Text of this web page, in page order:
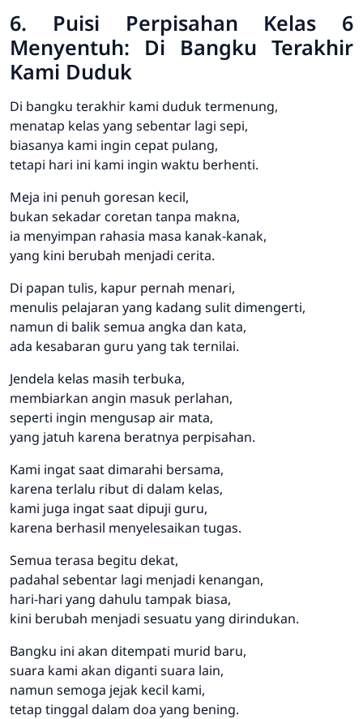
6. Puisi Perpisahan Kelas 6
Menyentuh: Di Bangku Terakhir
Kami Duduk
Di bangku terakhir kami duduk termenung,
menatap kelas yang sebentar lagi sepi,
biasanya kami ingin cepat pulang,
tetapi hari ini kami ingin waktu berhenti.
Meja ini penuh goresan kecil,
bukan sekadar coretan tanpa makna,
ia menyimpan rahasia masa kanak-kanak,
yang kini berubah menjadi cerita.
Di papan tulis, kapur pernah menari,
menulis pelajaran yang kadang sulit dimengerti,
namun di balik semua angka dan kata,
ada kesabaran guru yang tak ternilai.
Jendela kelas masih terbuka,
membiarkan angin masuk perlahan,
seperti ingin mengusap air mata,
yang jatuh karena beratnya perpisahan.
Kami ingat saat dimarahi bersama,
karena terlalu ribut di dalam kelas,
kami juga ingat saat dipuji guru,
karena berhasil menyelesaikan tugas.
Semua terasa begitu dekat,
padahal sebentar lagi menjadi kenangan,
hari-hari yang dahulu tampak biasa,
kini berubah menjadi sesuatu yang dirindukan.
Bangku ini akan ditempati murid baru,
suara kami akan diganti suara lain,
namun semoga jejak kecil kami,
tetap tinggal dalam doa yang bening.